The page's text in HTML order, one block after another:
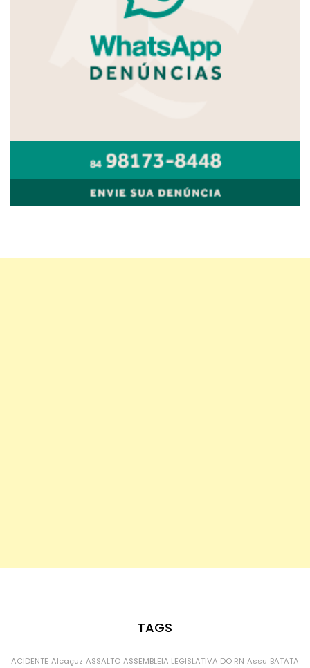
TAGS
ACIDENTE Alcaçuz ASSALTO ASSEMBLEIA LEGISLATIVA DO RN Assu BATATA